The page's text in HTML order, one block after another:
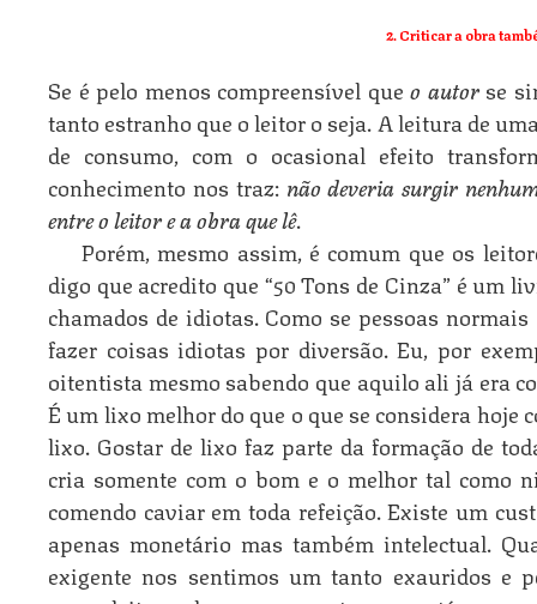
2. Criticar a obra
Se é pelo menos compreensível queo autorse
tanto estranho que o leitor o seja. A leitura de
de consumo, com o ocasional efeito
conhecimento nos traz: não deveria surgir
entre o leitor e a obra que lê.
Porém, mesmo assim, é comum que os
digo que acredito que “50 Tons de Cinza” é um
chamados de idiotas. Como se pessoas
fazer coisas idiotas por diversão. Eu, por
oitentista mesmo sabendo que aquilo ali já era
É um lixo melhor do que o que se considera hoje
lixo. Gostar de lixo faz parte da formação de
cria somente com o bom e o melhor tal como
comendo caviar em toda refeição. Existe um
apenas monetário mas também intelectual.
exigente nos sentimos um tanto exauridos e